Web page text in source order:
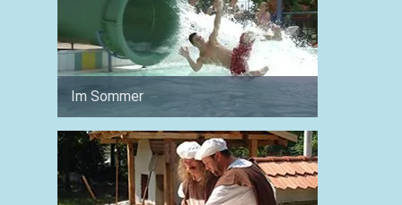
Im Sommer